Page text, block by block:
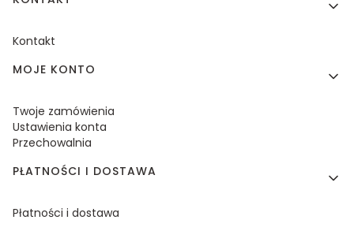
Kontakt
MOJE KONTO
Twoje zamówienia
Ustawienia konta
Przechowalnia
PŁATNOŚCI I DOSTAWA
Płatności i dostawa